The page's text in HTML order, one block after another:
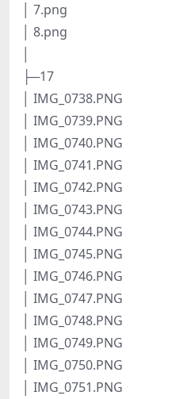
│ 7.png
│ 8.png
├─17
│ IMG_0738.PNG
│ IMG_0739.PNG
│ IMG_0740.PNG
│ IMG_0741.PNG
│ IMG_0742.PNG
│ IMG_0743.PNG
│ IMG_0744.PNG
│ IMG_0745.PNG
│ IMG_0746.PNG
│ IMG_0747.PNG
│ IMG_0748.PNG
│ IMG_0749.PNG
│ IMG_0750.PNG
│ IMG_0751.PNG